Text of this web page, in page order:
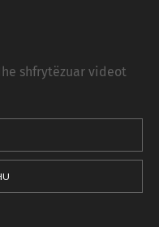
shfrytëzuar videot